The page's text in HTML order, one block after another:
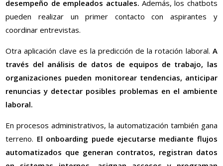
desempeño de empleados actuales. Además, los chatbots
pueden realizar un primer contacto con aspirantes y
coordinar entrevistas.
Otra aplicación clave es la predicción de la rotación laboral. A
través del análisis de datos de equipos de trabajo, las
organizaciones pueden monitorear tendencias, anticipar
renuncias y detectar posibles problemas en el ambiente
laboral.
En procesos administrativos, la automatización también gana
terreno. El onboarding puede ejecutarse mediante flujos
automatizados que generan contratos, registran datos